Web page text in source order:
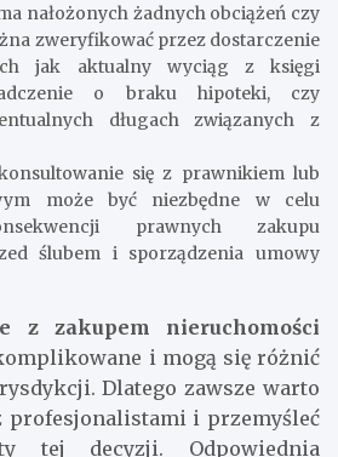
nałożonych żadnych obciążeń czy
zweryfikować przez dostarczenie
jak aktualny wyciąg z księgi
o braku hipoteki, czy
długach związanych z
się z prawnikiem lub
może być niezbędne w celu
prawnych zakupu
ślubem i sporządzenia umowy
z zakupem nieruchomości
i mogą się różnić
Dlatego zawsze warto
profesjonalistami i przemyśleć
tej decyzji. Odpowiednia